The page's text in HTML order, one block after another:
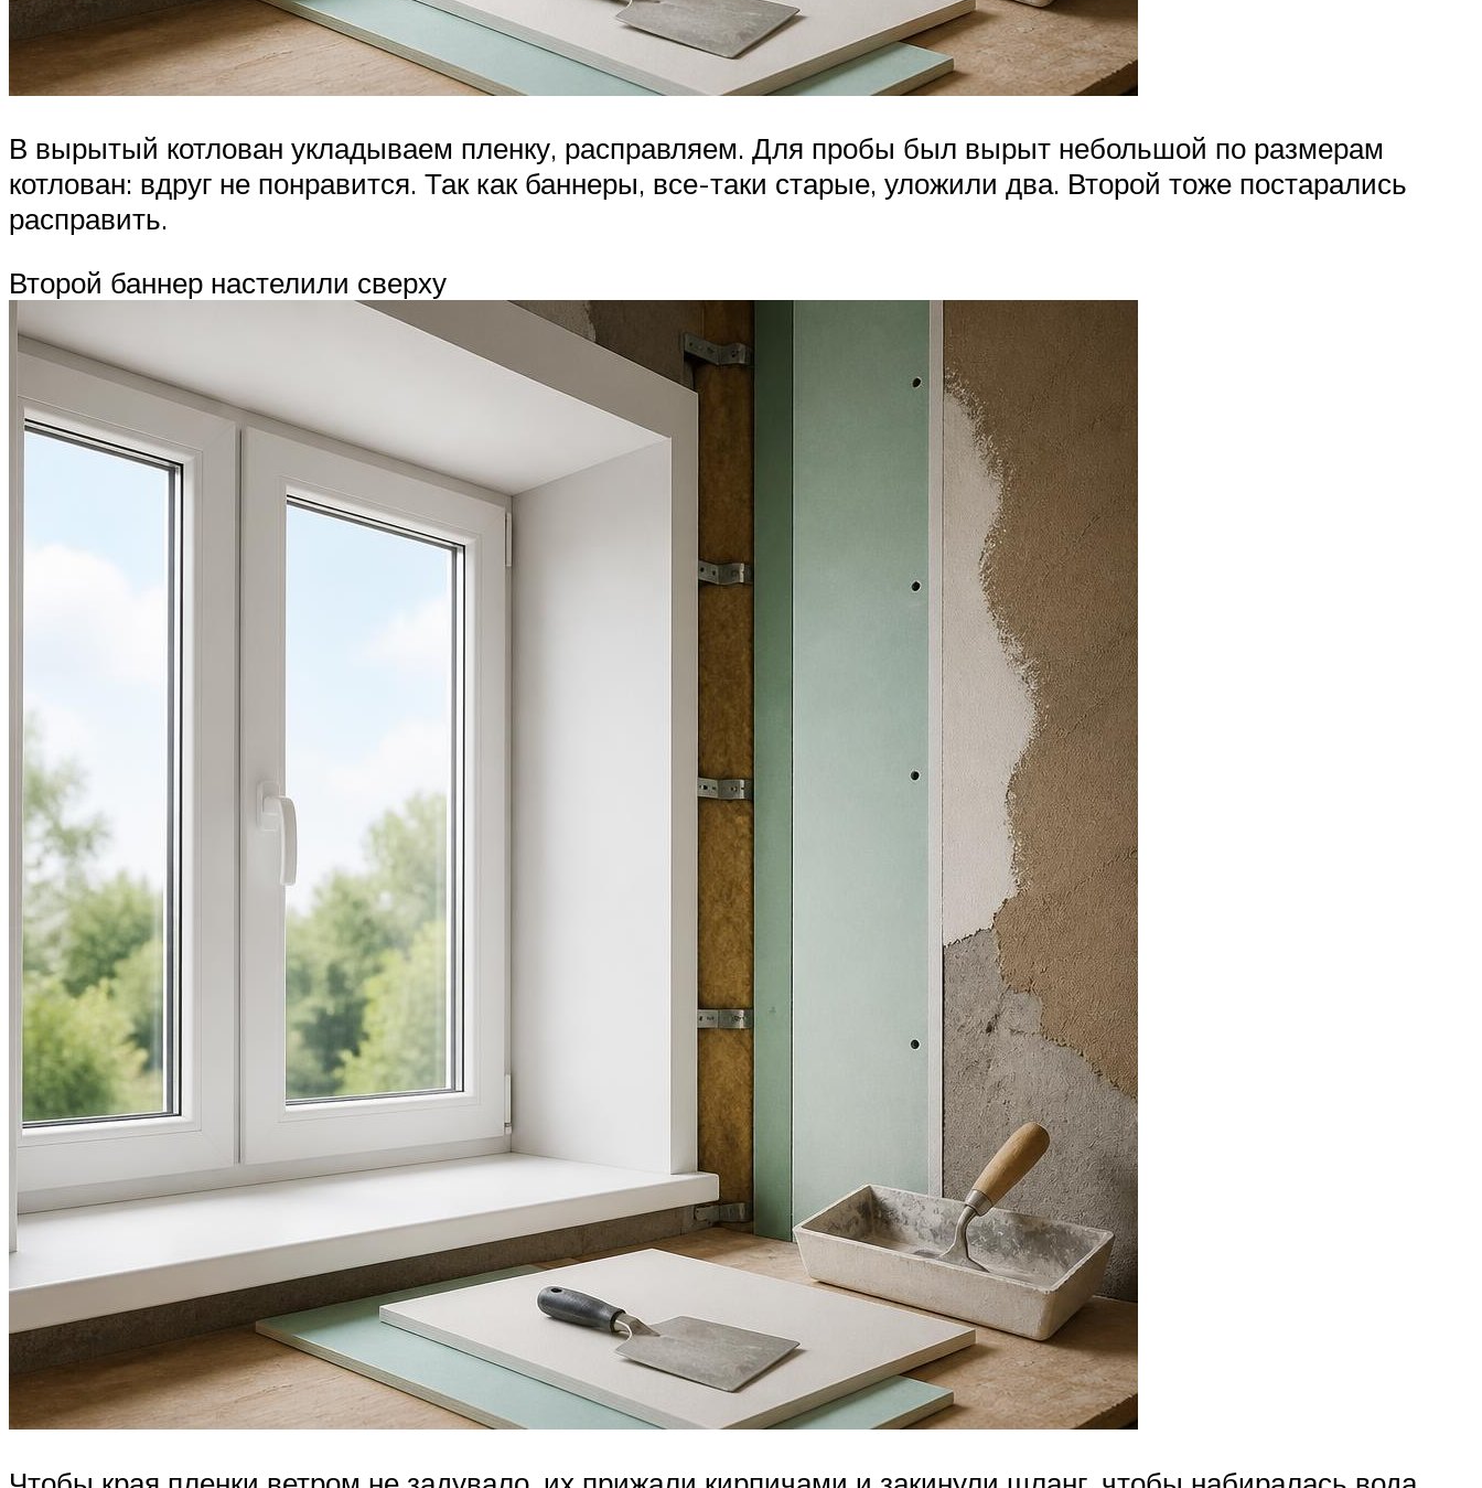
В вырытый котлован укладываем пленку, расправляем. Для пробы был вырыт небольшой по размерам
котлован: вдруг не понравится. Так как баннеры, все-таки старые, уложили два. Второй тоже постарались
расправить.
Второй баннер настелили сверху